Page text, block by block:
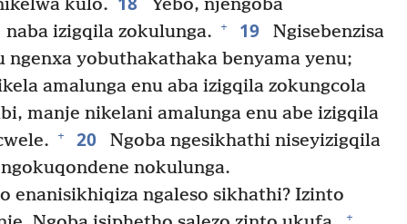
kulo.
Yebo, njengoba
naba izigqila zokulunga. + 19
Ngisebenzisa
ngenxa yobuthakathaka benyama yenu;
amalunga enu aba izigqila zokungcola
manje nikelani amalunga enu abe izigqila
+ 20
Ngoba ngesikhathi niseyizigqila
nokulunga.
enanisikhiqiza ngaleso sikhathi? Izinto
+